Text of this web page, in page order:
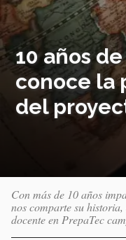
10 años
conoce la
del
Con más de 10 años
nos comparte su
docente en PrepaTec